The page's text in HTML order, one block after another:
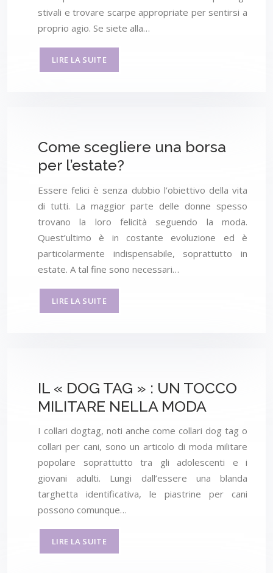
stivali e trovare scarpe appropriate per sentirsi a
proprio agio. Se siete alla…
LIRE LA SUITE
Come scegliere una borsa
per l’estate?
Essere felici è senza dubbio l’obiettivo della vita
di tutti. La maggior parte delle donne spesso
trovano la loro felicità seguendo la moda.
Quest’ultimo è in costante evoluzione ed è
particolarmente indispensabile, soprattutto in
estate. A tal fine sono necessari…
LIRE LA SUITE
IL « DOG TAG » : UN TOCCO
MILITARE NELLA MODA
I collari dogtag, noti anche come collari dog tag o
collari per cani, sono un articolo di moda militare
popolare soprattutto tra gli adolescenti e i
giovani adulti. Lungi dall’essere una blanda
targhetta identificativa, le piastrine per cani
possono comunque…
LIRE LA SUITE